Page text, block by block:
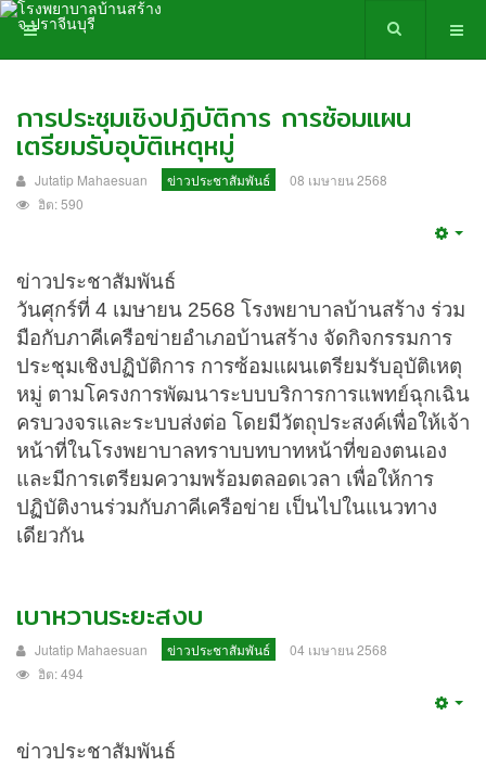
การประชุมเชิงปฏิบัติการ การซ้อมแผน
เตรียมรับอุบัติเหตุหมู่
Jutatip Mahaesuan ข่าวประชาสัมพันธ์
08 เมษายน 2568
ฮิต: 590
ข่าวประชาสัมพันธ์
วันศุกร์ที่ 4 เมษายน 2568 โรงพยาบาลบ้านสร้าง ร่วม
มือกับภาคีเครือข่ายอำเภอบ้านสร้าง จัดกิจกรรมการ
ประชุมเชิงปฏิบัติการ การซ้อมแผนเตรียมรับอุบัติเหตุ
หมู่ ตามโครงการพัฒนาระบบบริการการแพทย์ฉุกเฉิน
ครบวงจรและระบบส่งต่อ โดยมีวัตถุประสงค์เพื่อให้เจ้า
หน้าที่ในโรงพยาบาลทราบบทบาทหน้าที่ของตนเอง
และมีการเตรียมความพร้อมตลอดเวลา เพื่อให้การ
ปฏิบัติงานร่วมกับภาคีเครือข่าย เป็นไปในแนวทาง
เดียวกัน
เบาหวานระยะสงบ
Jutatip Mahaesuan ข่าวประชาสัมพันธ์
04 เมษายน 2568
ฮิต: 494
ข่าวประชาสัมพันธ์